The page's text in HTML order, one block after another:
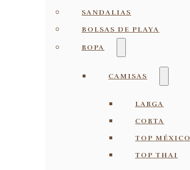
SANDALIAS
BOLSAS DE PLAYA
ROPA
CAMISAS
LARGA
CORTA
TOP MÉXICO
TOP THAI